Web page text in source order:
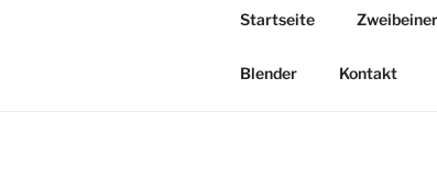
Startseite Zweibeiner
Blender Kontakt